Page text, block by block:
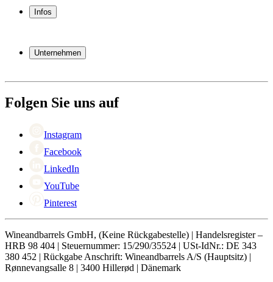
Weinregal
Weinmöbel
Infos
Garantie
Bezahlung
Rückgabe
Unternehmen
Black Friday
Singles Day
Folgen Sie uns auf
Instagram
Facebook
LinkedIn
YouTube
Pinterest
Wineandbarrels GmbH, (Keine Rückgabestelle) | Handelsregister –
HRB 98 404 | Steuernummer: 15/290/35524 | USt-IdNr.: DE 343
380 452 | Rückgabe Anschrift: Wineandbarrels A/S (Hauptsitz) |
Rønnevangsalle 8 | 3400 Hillerød | Dänemark